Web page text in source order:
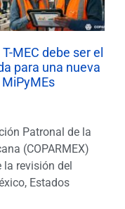
MEC debe ser el
para una nueva
Patronal de la
(COPARMEX)
la revisión del
Estados